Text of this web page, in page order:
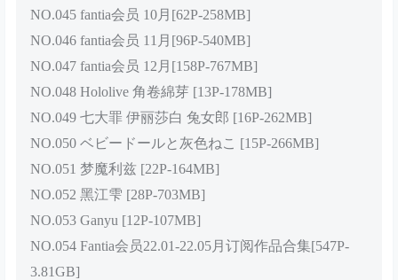
NO.045 fantia会员 10月[62P-258MB]
NO.046 fantia会员 11月[96P-540MB]
NO.047 fantia会员 12月[158P-767MB]
NO.048 Hololive 角卷綿芽 [13P-178MB]
NO.049 七大罪 伊丽莎白 兔女郎 [16P-262MB]
NO.050 ベビードールと灰色ねこ [15P-266MB]
NO.051 梦魔利兹 [22P-164MB]
NO.052 黑江雫 [28P-703MB]
NO.053 Ganyu [12P-107MB]
NO.054 Fantia会员22.01-22.05月订阅作品合集[547P-
3.81GB]